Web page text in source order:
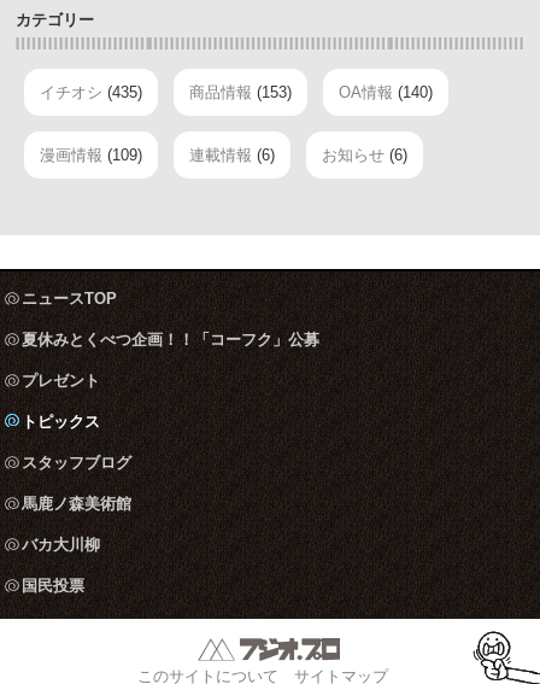
カテゴリー
イチオシ (435) 商品情報 (153) OA情報 (140)
漫画情報 (109) 連載情報 (6) お知らせ (6)
ニュースTOP
夏休みとくべつ企画！！「コーフク」公募
プレゼント
トピックス
スタッフブログ
馬鹿ノ森美術館
バカ大川柳
国民投票
このサイトについて サイトマップ